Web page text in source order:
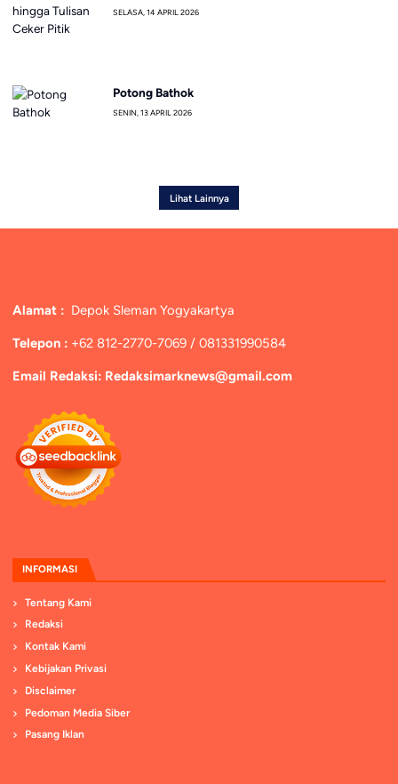
SELASA, 14 APRIL 2026
Potong Bathok
SENIN, 13 APRIL 2026
Lihat Lainnya
Alamat : Depok Sleman Yogyakartya
Telepon : +62 812-2770-7069 / 081331990584
Email Redaksi: Redaksimarknews@gmail.com
INFORMASI
Tentang Kami
Redaksi
Kontak Kami
Kebijakan Privasi
Disclaimer
Pedoman Media Siber
Pasang Iklan